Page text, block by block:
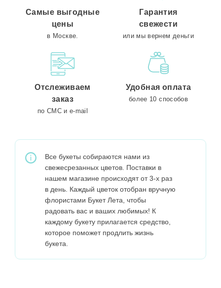
Самые выгодные
цены
в Москве.
Гарантия
свежести
или мы вернем деньги
Отслеживаем
заказ
по СМС и e-mail
Удобная оплата
более 10 способов
Все букеты собираются нами из
свежесрезанных цветов. Поставки в
нашем магазине происходят от 3-х раз
в день. Каждый цветок отобран вручную
флористами Букет Лета, чтобы
радовать вас и ваших любимых! К
каждому букету прилагается средство,
которое поможет продлить жизнь
букета.